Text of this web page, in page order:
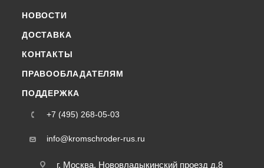
НОВОСТИ
ДОСТАВКА
КОНТАКТЫ
ПРАВООБЛАДАТЕЛЯМ
ПОДДЕРЖКА
+7 (495) 268-05-03
info@kromschroder-rus.ru
г. Москва, Нововладыкинский проезд д.8